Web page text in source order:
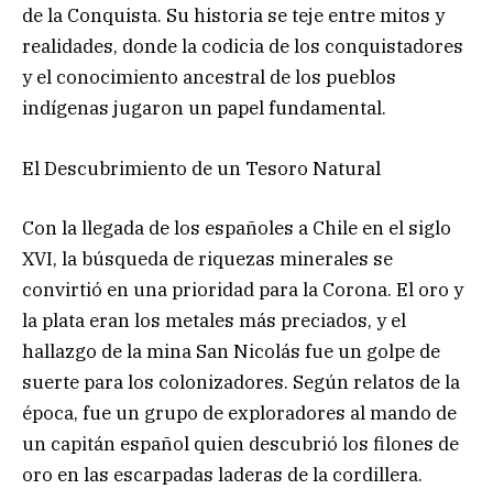
de la Conquista. Su historia se teje entre mitos y
realidades, donde la codicia de los conquistadores
y el conocimiento ancestral de los pueblos
indígenas jugaron un papel fundamental.
El Descubrimiento de un Tesoro Natural
Con la llegada de los españoles a Chile en el siglo
XVI, la búsqueda de riquezas minerales se
convirtió en una prioridad para la Corona. El oro y
la plata eran los metales más preciados, y el
hallazgo de la mina San Nicolás fue un golpe de
suerte para los colonizadores. Según relatos de la
época, fue un grupo de exploradores al mando de
un capitán español quien descubrió los filones de
oro en las escarpadas laderas de la cordillera.